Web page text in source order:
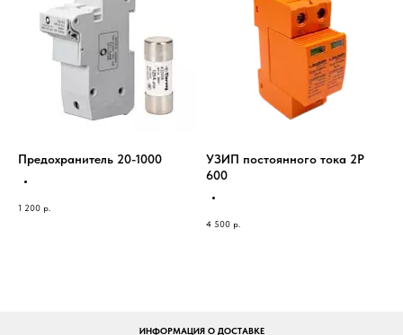
Предохранитель 20-1000
1 200 р.
УЗИП постоянного тока 2P
600
4 500 р.
ИНФОРМАЦИЯ О ДОСТАВКЕ